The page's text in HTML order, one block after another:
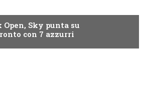
Sky punta su
con 7 azzurri